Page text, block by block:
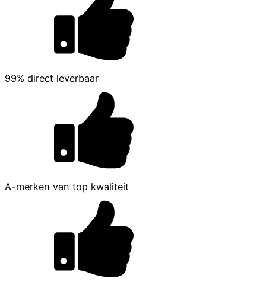
99% direct leverbaar
A-merken van top kwaliteit